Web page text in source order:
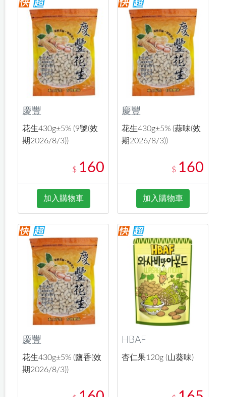
慶豐
花生430g±5% (9號(效
期2026/8/3))
$ 160
加入購物車
慶豐
花生430g±5% (蒜味(效
期2026/8/3))
$ 160
加入購物車
慶豐
花生430g±5% (鹽香(效
期2026/8/3))
HBAF
杏仁果120g (山葵味)